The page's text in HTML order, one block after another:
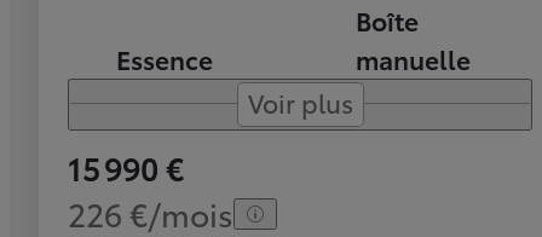
Essence
Boîte
manuelle
Voir plus
15 990 €
226 €/mois